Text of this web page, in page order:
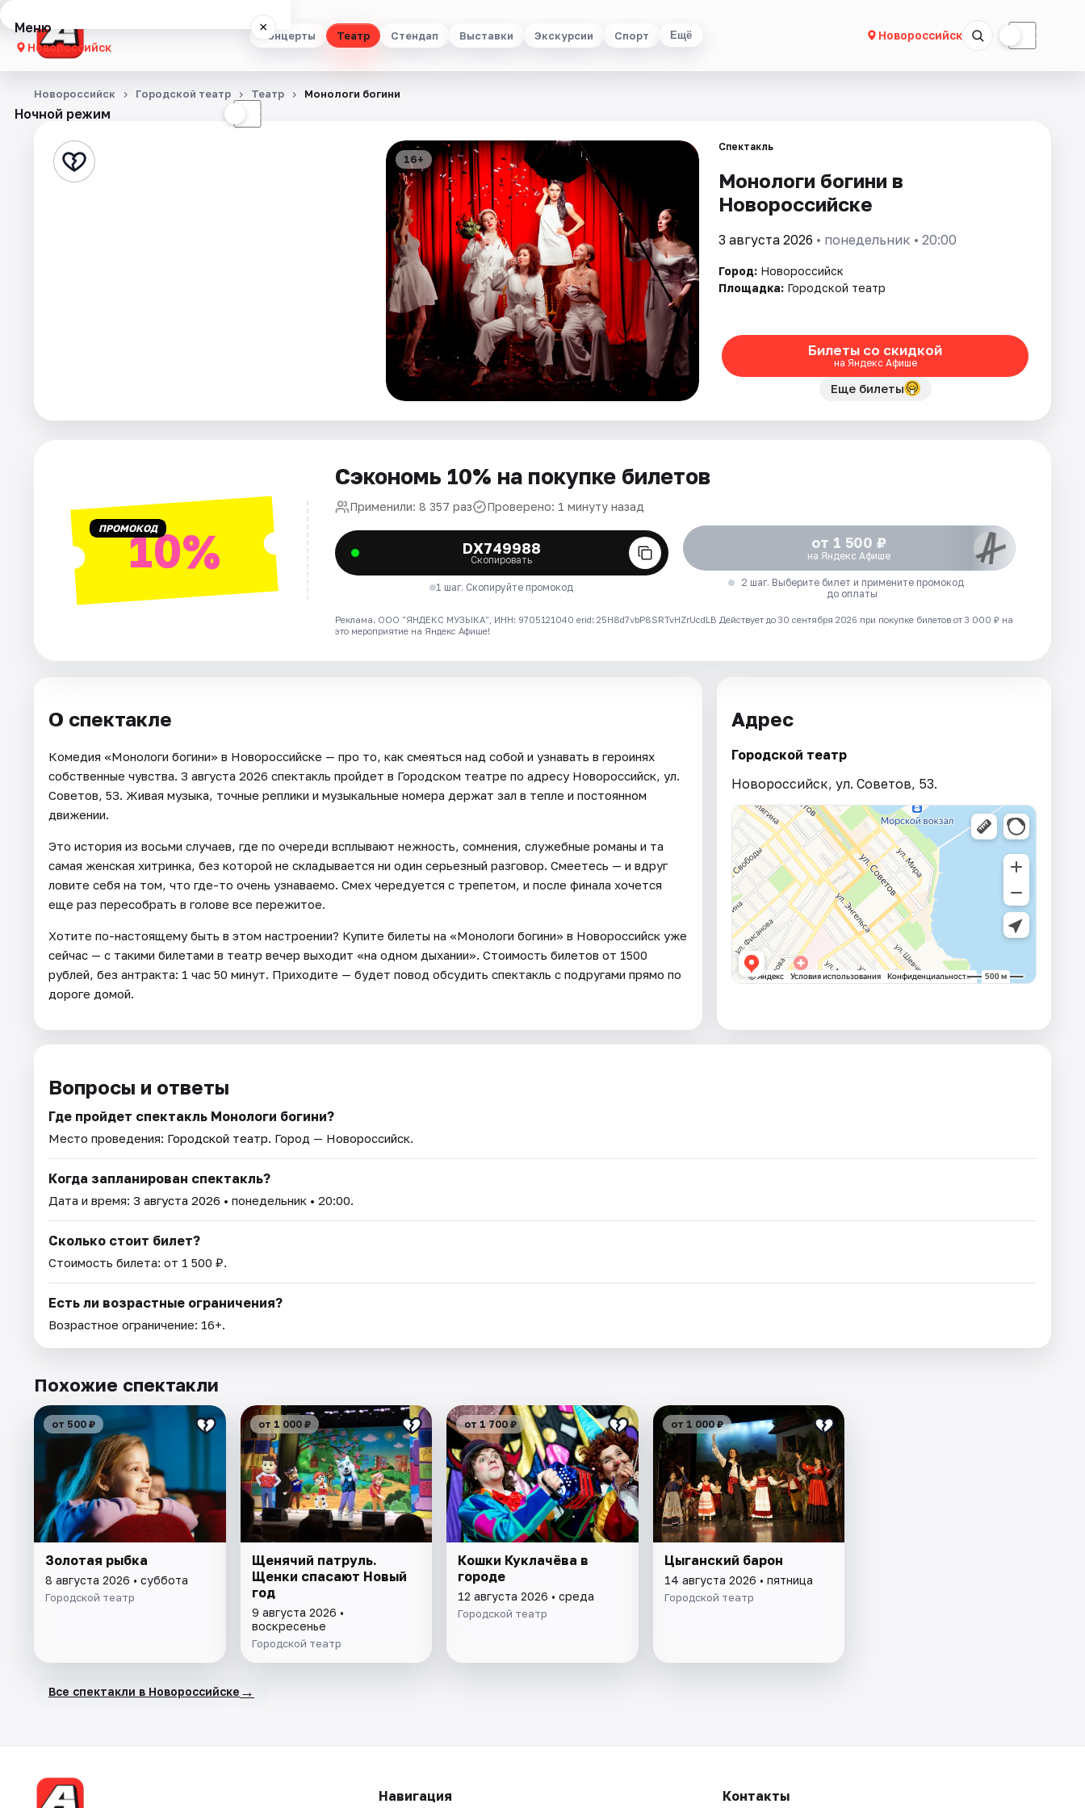
Концерты Театр Стендап Выставки Экскурсии Спорт Ещё Новороссийск ☾
Меню ×
Новороссийск
Концерты
Стендап
Ночной режим ☾
Новороссийск Городской театр Театр Монологи богини
16+
Спектакль
Монологи богини в
Новороссийске
3 августа 2026 • понедельник • 20:00
Город: Новороссийск
Площадка: Городской театр
Билеты со скидкой
на Яндекс Афише
Еще билеты
ПРОМОКОД10%
Сэкономь 10% на покупке билетов
Применили: 8 357 раз Проверено: 1 минуту назад
DX749988
Скопировать
1 шаг. Скопируйте промокод
от 1 500 ₽
на Яндекс Афише
2 шаг. Выберите билет и примените промокод
до оплаты
Реклама. ООО "ЯНДЕКС МУЗЫКА", ИНН: 9705121040 erid: 25H8d7vbP8SRTvHZrUcdLB Действует до 30 сентября 2026 при покупке билетов от 3 000 ₽ на
это мероприятие на Яндекс Афише!
О спектакле
Комедия «Монологи богини» в Новороссийске — про то, как смеяться над собой и узнавать в героинях
собственные чувства. 3 августа 2026 спектакль пройдет в Городском театре по адресу Новороссийск, ул.
Советов, 53. Живая музыка, точные реплики и музыкальные номера держат зал в тепле и постоянном
движении.
Это история из восьми случаев, где по очереди всплывают нежность, сомнения, служебные романы и та
самая женская хитринка, без которой не складывается ни один серьезный разговор. Смеетесь — и вдруг
ловите себя на том, что где-то очень узнаваемо. Смех чередуется с трепетом, и после финала хочется
еще раз пересобрать в голове все пережитое.
Хотите по-настоящему быть в этом настроении? Купите билеты на «Монологи богини» в Новороссийск уже
сейчас — с такими билетами в театр вечер выходит «на одном дыхании». Стоимость билетов от 1500
рублей, без антракта: 1 час 50 минут. Приходите — будет повод обсудить спектакль с подругами прямо по
дороге домой.
Адрес
Городской театр
Новороссийск, ул. Советов, 53.
Вопросы и ответы
Где пройдет спектакль Монологи богини?
Место проведения: Городской театр. Город — Новороссийск.
Когда запланирован спектакль?
Дата и время: 3 августа 2026 • понедельник • 20:00.
Сколько стоит билет?
Стоимость билета: от 1 500 ₽.
Есть ли возрастные ограничения?
Возрастное ограничение: 16+.
Похожие спектакли
от 500 ₽
Золотая рыбка
8 августа 2026 • суббота
Городской театр
от 1 000 ₽
Щенячий патруль.
Щенки спасают Новый
год
9 августа 2026 •
воскресенье
Городской театр
от 1 700 ₽
Кошки Куклачёва в
городе
12 августа 2026 • среда
Городской театр
от 1 000 ₽
Цыганский барон
14 августа 2026 • пятница
Городской театр
Все спектакли в Новороссийске →
Навигация Контакты